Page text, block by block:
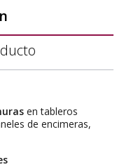
en tableros
de encimeras,